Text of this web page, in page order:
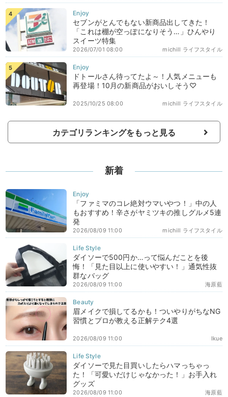
セブンがとんでもない新商品出してきた！
「これは棚が空っぽになりそう…」ひんやり
スイーツ特集
michill ライフスタイル
2026/07/01 08:00
ドトールさん待ってたよ～！人気メニューも
再登場！10月の新商品がおいしそう♡
michill ライフスタイル
2025/10/25 08:00
カテゴリランキングをもっと見る
新着
「ファミマのコレ絶対ウマいやつ！」中の人
もおすすめ！辛さがヤミツキの推しグルメ5連
発
michill ライフスタイル
2026/08/09 11:00
ダイソーで500円か…って悩んだことを後
悔！「見た目以上に使いやすい！」通気性抜
群なバッグ
海原藍
2026/08/09 11:00
眉メイクで損してるかも！ついやりがちなNG
習慣とプロが教える正解テク4選
Ikue
2026/08/09 11:00
ダイソーで見た目買いしたらハマっちゃっ
た！「可愛いだけじゃなかった！」お手入れ
グッズ
海原藍
2026/08/09 11:00